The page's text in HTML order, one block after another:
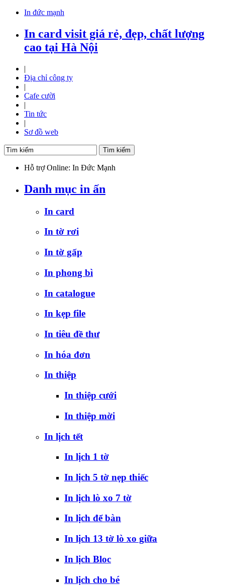
In đức mạnh
In card visit giá rẻ, đẹp, chất lượng
cao tại Hà Nội
|
Địa chỉ công ty
|
Cafe cười
|
Tin tức
|
Sơ đồ web
Hỗ trợ Online: In Đức Mạnh
Danh mục in ấn
In card
In tờ rơi
In tờ gấp
In phong bì
In catalogue
In kẹp file
In tiêu đề thư
In hóa đơn
In thiệp
In thiệp cưới
In thiệp mời
In lịch tết
In lịch 1 tờ
In lịch 5 tờ nẹp thiếc
In lịch lò xo 7 tờ
In lịch để bàn
In lịch 13 tờ lò xo giữa
In lịch Bloc
In lịch cho bé